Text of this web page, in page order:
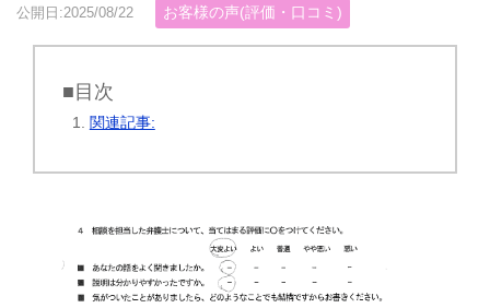
公開日:2025/08/22 お客様の声(評価・口コミ)
■目次
関連記事: